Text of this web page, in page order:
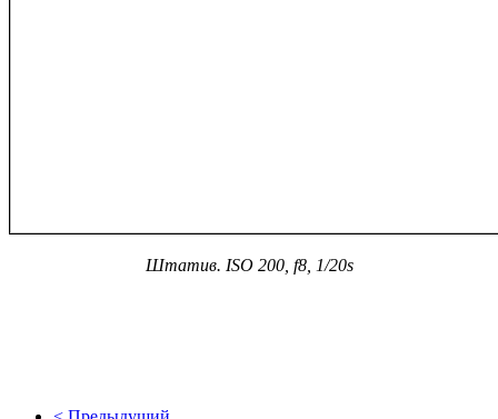
Штатив. ISO 200, f8, 1/20s